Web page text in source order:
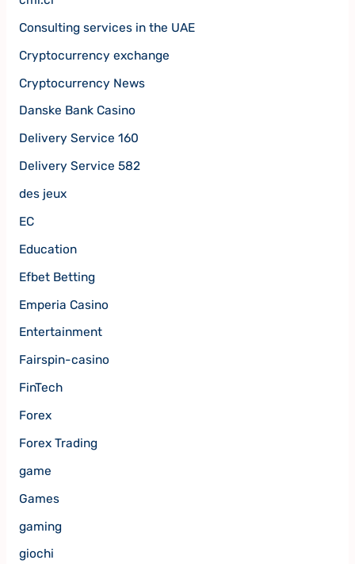
Consulting services in the UAE
Cryptocurrency exchange
Cryptocurrency News
Danske Bank Casino
Delivery Service 160
Delivery Service 582
des jeux
EC
Education
Efbet Betting
Emperia Casino
Entertainment
Fairspin-casino
FinTech
Forex
Forex Trading
game
Games
gaming
giochi